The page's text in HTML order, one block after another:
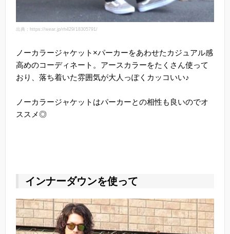
出典：https://wear.jp/rh429/18305791/
ノーカラージャケット×パーカーをあわせたカジュアル感
高めのコーディネート。アースカラーをたくさん使って
おり、落ち着いた雰囲気が大人っぽくカッコいい♪
ノーカラージャケットはパーカーとの相性も良いのでオ
ススメ◎
インナーダウンを使って